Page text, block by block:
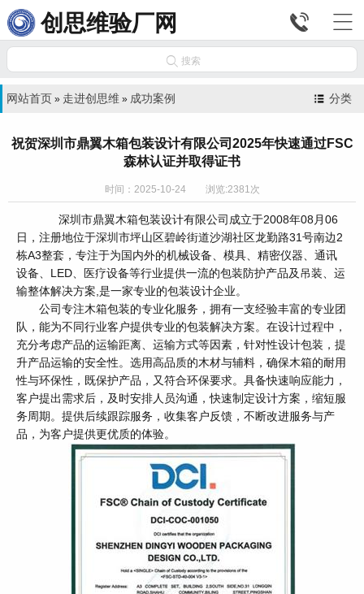
创思维验厂网 

 搜索
分类
网站首页 » 走进创思维 » 成功案例
祝贺深圳市鼎翼木箱包装设计有限公司2025年快速通过FSC
森林认证并取得证书
时间：2025-10-24 浏览:2381次
深圳市鼎翼木箱包装设计有限公司成立于2008年08月06
日，注册地位于深圳市坪山区碧岭街道沙湖社区龙勤路31号南边2
栋A3整套，专注于为国内外的机械设备、模具、精密仪器、通讯
设备、LED、医疗设备等行业提供一流的包装防护产品及吊装、运
输整体解决方案,是一家专业的包装设计企业。
公司专注木箱包装的专业化服务，拥有一支经验丰富的专业团
队，能为不同行业客户提供专业的包装解决方案。在设计过程中，
充分考虑产品的运输距离、运输方式等因素，针对性设计包装，提
升产品运输的安全性。选用高品质的木材与辅料，确保木箱的耐用
性与环保性，既保护产品，又符合环保要求。具备快速响应能力，
客户提出需求后，及时安排人员沟通，快速制定设计方案，缩短服
务周期。提供后续跟踪服务，收集客户反馈，不断改进服务与产
品，为客户提供更优质的体验。